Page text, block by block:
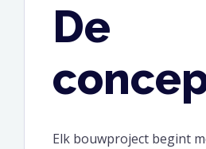
De
Elk bouwproject begint